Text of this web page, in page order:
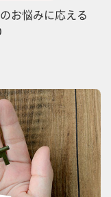
お悩みに応える